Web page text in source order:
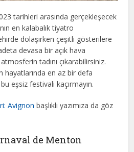
tarihleri arasında gerçekleşecek
en kalabalık tiyatro
dolaşırken çeşitli gösterilere
devasa bir açık hava
tadını çıkarabilirsiniz.
hayatlarında en az bir defa
eşsiz festivali kaçırmayın.
Avignon başlıklı yazımıza da göz
de Menton